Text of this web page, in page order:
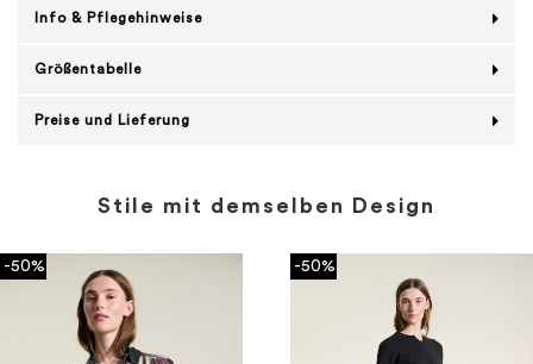
Info & Pflegehinweise
Größentabelle
Preise und Lieferung
Stile mit demselben Design
-50% -50%